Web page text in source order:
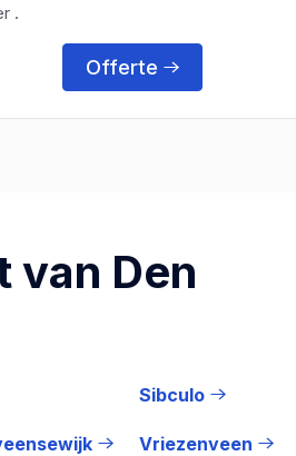
.
Offerte
van Den
Sibculo
Vriezenveen